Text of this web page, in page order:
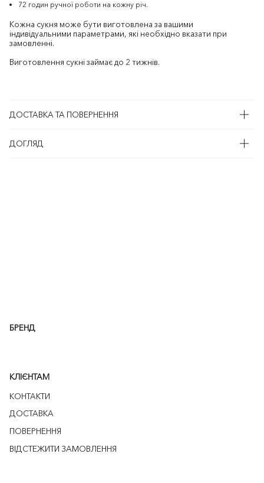
72 годин ручної роботи на кожну річ.
Кожна сукня може бути виготовлена за вашими
індивідуальними параметрами, які необхідно вказати при
замовленні.
Виготовлення сукні займає до 2 тижнів.
ДОСТАВКА ТА ПОВЕРНЕННЯ
ДОГЛЯД
БРЕНД
КЛІЄНТАМ
КОНТАКТИ
ДОСТАВКА
ПОВЕРНЕННЯ
ВІДСТЕЖИТИ ЗАМОВЛЕННЯ